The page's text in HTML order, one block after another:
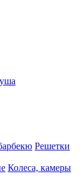
Решетки
Колеса, камеры